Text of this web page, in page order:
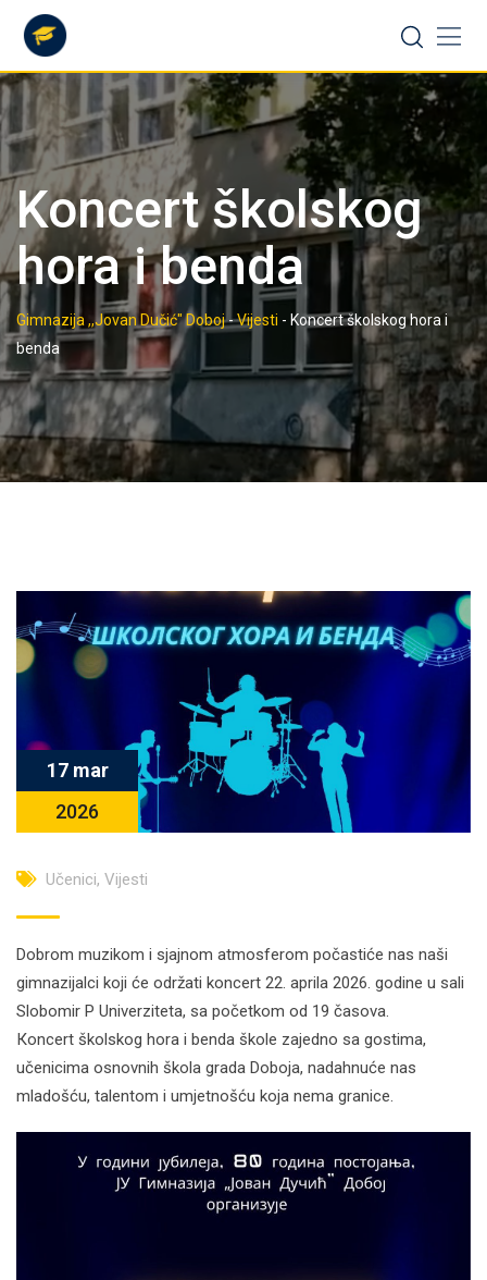
content
Koncert školskog
hora i benda
Gimnazija ,,Jovan Dučić" Doboj-Vijesti - Koncert školskog hora i
benda
17 mar
2026
Učenici, Vijesti
Dobrom muzikom i sjajnom atmosferom počastiće nas naši
gimnazijalci koji će održati koncert 22. aprila 2026. godine u sali
Slobomir P Univerziteta, sa početkom od 19 časova.
Кoncert školskog hora i benda škole zajedno sa gostima,
učenicima osnovnih škola grada Doboja, nadahnuće nas
mladošću, talentom i umjetnošću koja nema granice.